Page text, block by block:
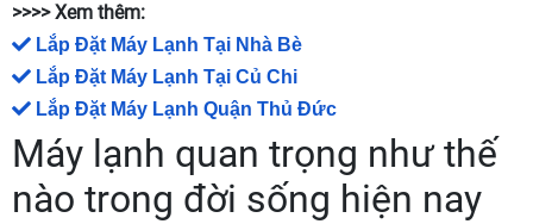
>>>> Xem thêm:
Lắp Đặt Máy Lạnh Tại Nhà Bè
Lắp Đặt Máy Lạnh Tại Củ Chi
Lắp Đặt Máy Lạnh Quận Thủ Đức
Máy lạnh quan trọng như thế
nào trong đời sống hiện nay